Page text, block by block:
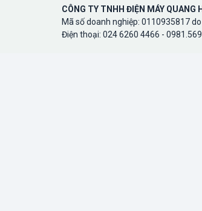
CÔNG TY TNHH ĐIỆN MÁY QUANG
Mã số doanh nghiệp: 0110935817
Điện thoại: 024 6260 4466 -